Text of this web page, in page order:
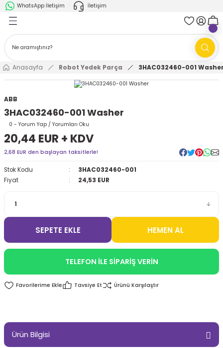
WhatsApp İletişim İletişim
Geri Dön
AMR'ler
Ark Kaynağı Robotları
Boya Robotları
Ark Kaynağı Robotları
Boya Robotları
Cobotlar
Geri Dön
Anasayfa Robot Yedek Parça 3HAC032460-001
ABB
3HAC032460-001 Washer
0 - Yorum Yap / Yorumları Oku
20,44 EUR + KDV
2,68 EUR den başlayan taksitlerle!
Stok Kodu
3HAC032460-001
Fiyat
24,53 EUR
SEPETE EKLE HEMEN AL
TELEFON İLE SİPARİŞ VERİN
Tavsiye Et Ürünü Karşılaştır
Ürün Bilgisi